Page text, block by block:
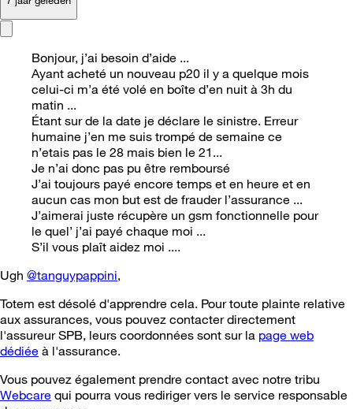
Bonjour, j’ai besoin d’aide ...
Ayant acheté un nouveau p20 il y a quelque mois
celui-ci m’a été volé en boîte d’en nuit à 3h du
matin ...
Étant sur de la date je déclare le sinistre. Erreur
humaine j’en me suis trompé de semaine ce
n’etais pas le 28 mais bien le 21...
Je n’ai donc pas pu être remboursé
J’ai toujours payé encore temps et en heure et en
aucun cas mon but est de frauder l’assurance ...
J’aimerai juste récupère un gsm fonctionnelle pour
le quel’ j’ai payé chaque moi ...
S’il vous plaît aidez moi ....
Ugh @tanguypappini,
Totem est désolé d'apprendre cela. Pour toute plainte relative
aux assurances, vous pouvez contacter directement
l'assureur SPB, leurs coordonnées sont sur la page web
dédiée à l'assurance.
Vous pouvez également prendre contact avec notre tribu
Webcare qui pourra vous rediriger vers le service responsable